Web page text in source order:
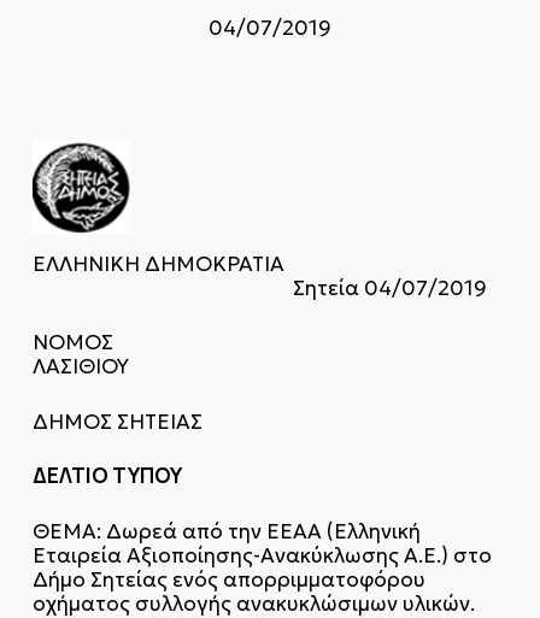
04/07/2019
ΕΛΛΗΝΙΚΗ ΔΗΜΟΚΡΑΤΙΑ
Σητεία 04/07/2019
ΝΟΜΟΣ
ΛΑΣΙΘΙΟΥ
ΔΗΜΟΣ ΣΗΤΕΙΑΣ
ΔΕΛΤΙΟ ΤΥΠΟΥ
ΘΕΜΑ: Δωρεά από την ΕΕΑΑ (Ελληνική
Εταιρεία Αξιοποίησης-Ανακύκλωσης Α.Ε.) στο
Δήμο Σητείας ενός απορριμματοφόρου
οχήματος συλλογής ανακυκλώσιμων υλικών.